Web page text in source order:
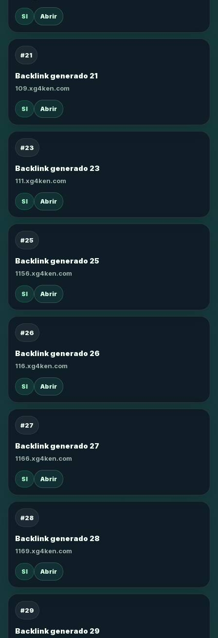
SI Abrir
#21
Backlink generado 21
109.xg4ken.com
SI Abrir
#23
Backlink generado 23
111.xg4ken.com
SI Abrir
#25
Backlink generado 25
1156.xg4ken.com
SI Abrir
#26
Backlink generado 26
116.xg4ken.com
SI Abrir
#27
Backlink generado 27
1166.xg4ken.com
SI Abrir
#28
Backlink generado 28
1169.xg4ken.com
SI Abrir
#29
Backlink generado 29